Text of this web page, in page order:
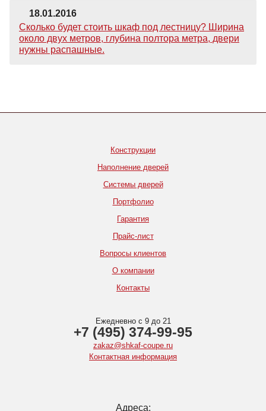
18.01.2016
Сколько будет стоить шкаф под лестницу? Ширина
около двух метров, глубина полтора метра, двери
нужны распашные.
Конструкции
Наполнение дверей
Системы дверей
Портфолио
Гарантия
Прайс-лист
Вопросы клиентов
О компании
Контакты
Ежедневно с 9 до 21
+7 (495) 374-99-95
zakaz@shkaf-coupe.ru
Контактная информация
Адреса: